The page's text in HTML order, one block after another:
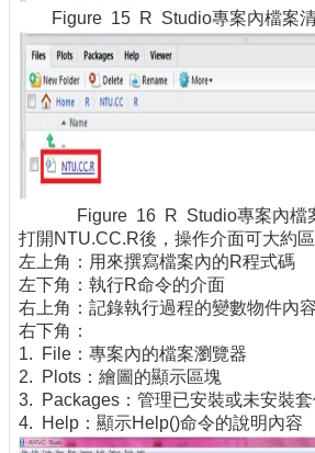
Figure 15 R Studio專案內檔案
Figure 16 R Studio專案內檔
打開NTU.CC.R後，操作介面可大約區
左上角：用來撰寫檔案內的R程式碼
左下角：執行R命令的介面
右上角：記錄執行過程的變數物件內容
右下角：
1. File：專案內的檔案瀏覽器
2. Plots：繪圖的顯示區塊
3. Packages：管理已安裝或未安裝
4. Help：顯示Help()命令的說明內容